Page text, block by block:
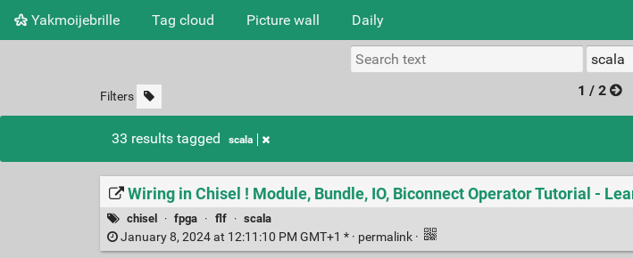
Yakmoijebrille Tag cloud Picture wall Daily
Filters 1 / 2
33 results tagged scala
Wiring in Chisel ! Module, Bundle, IO, Biconnect Operator Tutorial -
chisel · fpga · flf · scala
January 8, 2024 at 12:11:10 PM GMT+1 * · permalink ·